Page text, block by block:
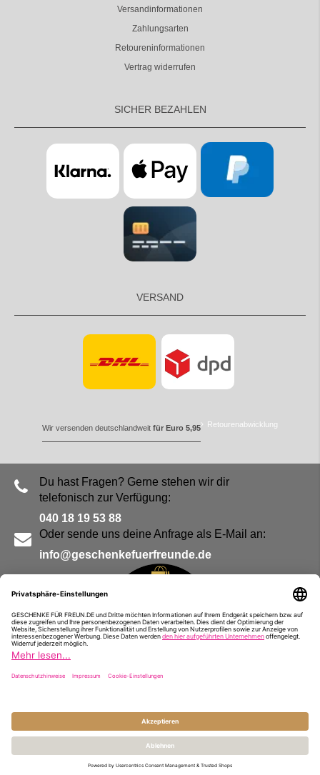
Versandinformationen
Zahlungsarten
Retoureninformationen
Vertrag widerrufen
SICHER BEZAHLEN
VERSAND
Wir versenden deutschlandweit für Euro 5,95 Retourenabwicklung
Du hast Fragen? Gerne stehen wir dir
telefonisch zur Verfügung:
040 18 19 53 88
Oder sende uns deine Anfrage als E-Mail an:
info@geschenkefuerfreunde.de
Impressum
© Geschenke für Freunde